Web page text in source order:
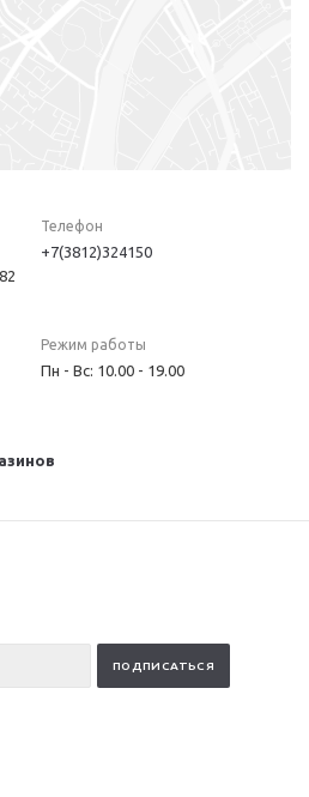
Телефон
+7(3812)324150
Режим работы
Пн - Вс: 10.00 - 19.00